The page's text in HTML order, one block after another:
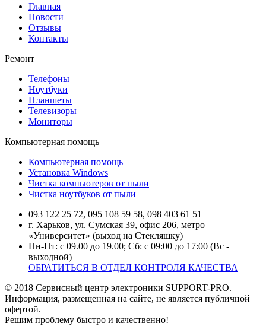
Главная
Новости
Отзывы
Контакты
Ремонт
Телефоны
Ноутбуки
Планшеты
Телевизоры
Мониторы
Компьютерная помощь
Компьютерная помощь
Установка Windows
Чистка компьютеров от пыли
Чистка ноутбуков от пыли
093 122 25 72, 095 108 59 58, 098 403 61 51
г. Харьков, ул. Сумская 39, офис 206, метро
«Университет» (выход на Стекляшку)
Пн-Пт: с 09.00 до 19.00; Сб: с 09:00 до 17:00 (Вс -
выходной)
ОБРАТИТЬСЯ В ОТДЕЛ КОНТРОЛЯ КАЧЕСТВА
© 2018 Сервисный центр электроники SUPPORT-PRO.
Информация, размещенная на сайте, не является публичной
офертой.
Решим проблему быстро и качественно!